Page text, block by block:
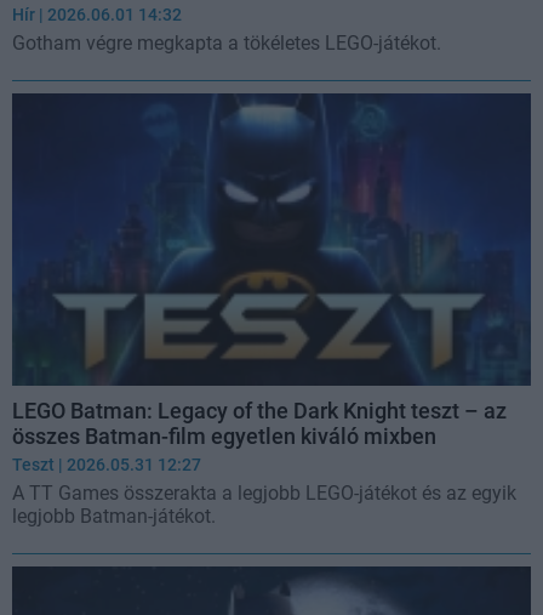
Hír | 2026.06.01 14:32
Gotham végre megkapta a tökéletes LEGO-játékot.
LEGO Batman: Legacy of the Dark Knight teszt – az
összes Batman-film egyetlen kiváló mixben
Teszt | 2026.05.31 12:27
A TT Games összerakta a legjobb LEGO-játékot és az egyik
legjobb Batman-játékot.